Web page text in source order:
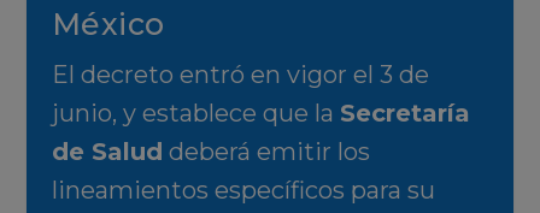
México
El decreto entró en vigor el 3 de
junio, y establece que la Secretaría
de Salud deberá emitir los
lineamientos específicos para su